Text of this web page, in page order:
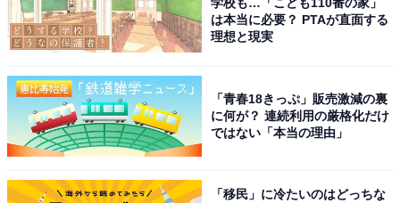
は本当に必要？ PTAが直面する
理想と現実
「青春18きっぷ」販売激減の裏
に何が？ 連続利用の厳格化だけ
ではない「本当の理由」
「移民」に冷たいのはどっちな